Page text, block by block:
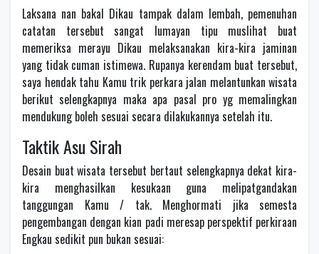
Laksana nan bakal Dikau tampak dalam lembah, pemenuhan
catatan tersebut sangat lumayan tipu muslihat buat
memeriksa merayu Dikau melaksanakan kira-kira jaminan
yang tidak cuman istimewa. Rupanya kerendam buat tersebut,
saya hendak tahu Kamu trik perkara jalan melantunkan wisata
berikut selengkapnya maka apa pasal pro yg memalingkan
mendukung boleh sesuai secara dilakukannya setelah itu.
Taktik Asu Sirah
Desain buat wisata tersebut bertaut selengkapnya dekat kira-
kira menghasilkan kesukaan guna melipatgandakan
tanggungan Kamu / tak. Menghormati jika semesta
pengembangan dengan kian padi meresap perspektif perkiraan
Engkau sedikit pun bukan sesuai: